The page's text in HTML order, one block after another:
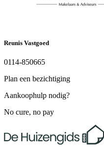
Reunis Vastgoed
0114-850665
Plan een bezichtiging
Aankoophulp nodig?
No cure, no pay